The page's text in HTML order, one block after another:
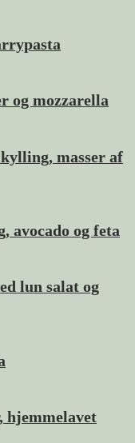
og mozzarella
masser af
avocado og feta
lun salat og
hjemmelavet